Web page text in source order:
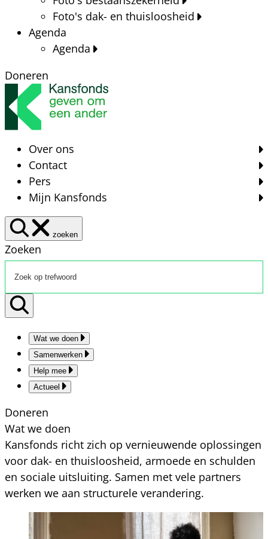
Foto's dak- en thuisloosheid
Agenda
Agenda
Doneren
Over ons
Contact
Pers
Mijn Kansfonds
zoeken
Zoeken
Wat we doen
Samenwerken
Help mee
Actueel
Doneren
Wat we doen
Kansfonds richt zich op vernieuwende oplossingen
voor dak- en thuisloosheid, armoede en schulden
en sociale uitsluiting. Samen met vele partners
werken we aan structurele verandering.